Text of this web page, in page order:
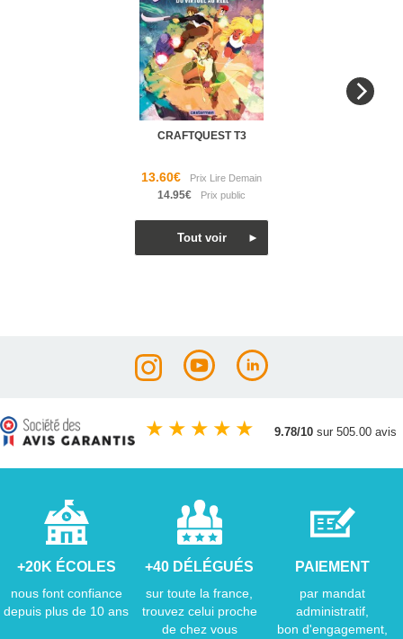
CRAFTQUEST T3
13.60€
14.95€
★ ★ ★ ★ ★ 9.78/10 sur 505.00 avis
+20K ÉCOLES
nous font confiance
depuis plus de 10 ans
+40 DÉLÉGUÉS
sur toute la france,
trouvez celui proche
de chez vous
PAIEMENT
par mandat
administratif,
bon d'engagement,